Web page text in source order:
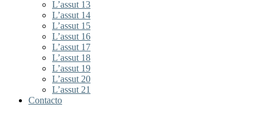
L’assut 13
L’assut 14
L’assut 15
L’assut 16
L’assut 17
L’assut 18
L’assut 19
L’assut 20
L’assut 21
Contacto